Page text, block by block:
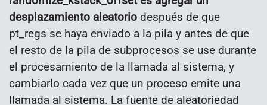
desplazamiento aleatorio después de que
pt_regs se haya enviado a la pila y antes de que
el resto de la pila de subprocesos se use durante
el procesamiento de la llamada al sistema, y
cambiarlo cada vez que un proceso emite una
llamada al sistema. La fuente de aleatoriedad